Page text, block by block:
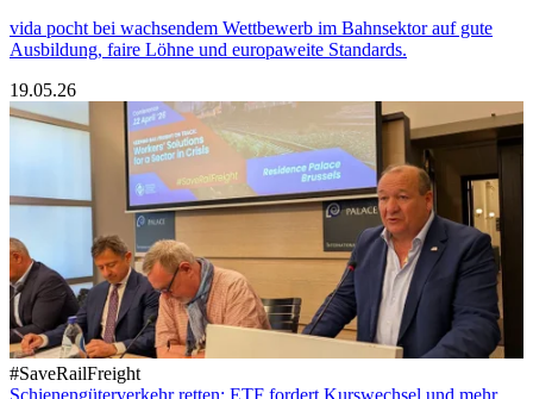
vida pocht bei wachsendem Wettbewerb im Bahnsektor auf gute
Ausbildung, faire Löhne und europaweite Standards.
19.05.26
#SaveRailFreight